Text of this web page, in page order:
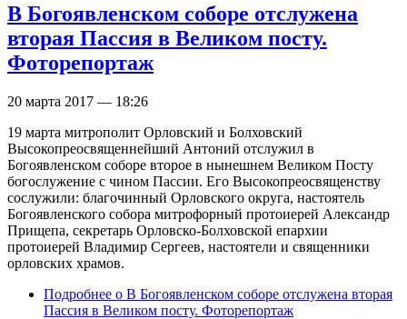
В Богоявленском соборе отслужена
вторая Пассия в Великом посту.
Фоторепортаж
20 марта 2017 — 18:26
19 марта митрополит Орловский и Болховский
Высокопреосвященнейший Антоний отслужил в
Богоявленском соборе второе в нынешнем Великом Посту
богослужение с чином Пассии. Его Высокопреосвященству
сослужили: благочинный Орловского округа, настоятель
Богоявленского собора митрофорный протоиерей Александр
Прищепа, секретарь Орловско-Болховской епархии
протоиерей Владимир Сергеев, настоятели и священники
орловских храмов.
Подробнее о В Богоявленском соборе отслужена вторая
Пассия в Великом посту. Фоторепортаж